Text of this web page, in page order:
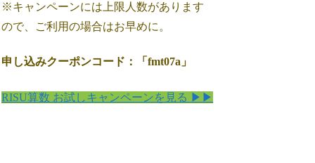
※キャンペーンには上限人数があります
ので、ご利用の場合はお早めに。
申し込みクーポンコード：「fmt07a」
RISU算数 お試しキャンペーンを見る ▶▶